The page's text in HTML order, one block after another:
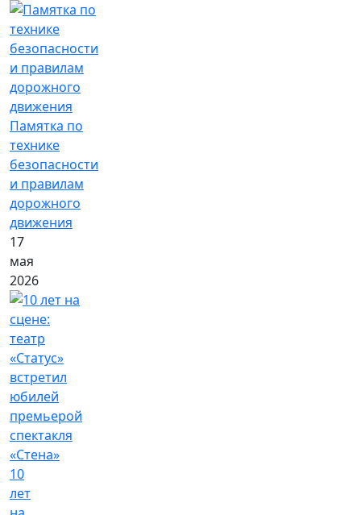
Памятка по
технике
безопасности
и правилам
дорожного
движения
17
мая
2026
10
лет